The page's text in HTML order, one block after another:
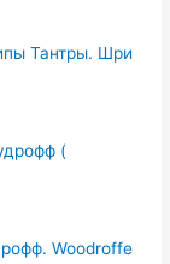
Тантры. Шри
(
Woodroffe